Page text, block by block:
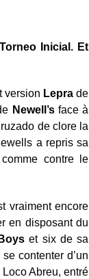
Inicial. Et
version Lepra de
Newell’sface à
de clore la
a repris sa
contre le
vraiment encore
en disposant du
et six de sa
contenter d’un
Abreu, entré